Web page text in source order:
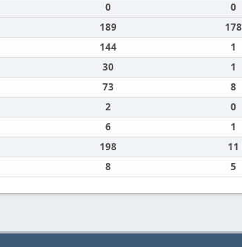
0 0
189 178
144 1
30 1
73 8
2 0
6 1
198 11
8 5